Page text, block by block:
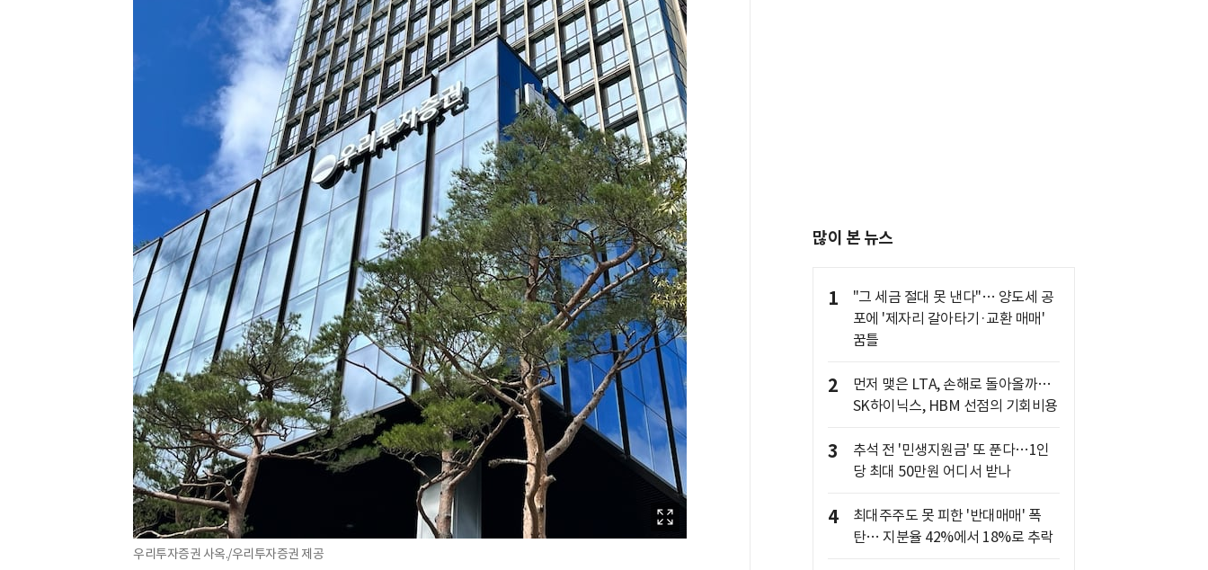
우리투자증권 사옥./우리투자증권 제공
많이 본 뉴스
1
"그 세금 절대 못 낸다"… 양도세 공
포에 '제자리 갈아타기·교환 매매'
꿈틀
2
먼저 맺은 LTA, 손해로 돌아올까…
SK하이닉스, HBM 선점의 기회비용
3
추석 전 '민생지원금' 또 푼다…1인
당 최대 50만원 어디서 받나
4
최대주주도 못 피한 '반대매매' 폭
탄… 지분율 42%에서 18%로 추락